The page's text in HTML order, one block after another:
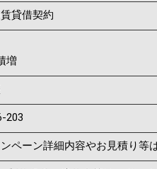
貸借契約
増
203
ペーン詳細内容やお見積り等